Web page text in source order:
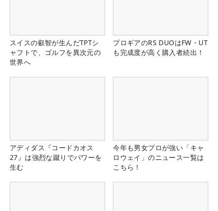
スイスの叡智が生んだTPTシ
ャフトで、ゴルフを異次元の
世界へ
プロギアのRS DUOはFW・UT
も完成度が高く購入者続出！
アディダス『コードカオス
27』は強烈な蹴りでパワーを
生む
今年も男女プロが強い「キャ
ロウェイ」のニュース一覧は
こちら！